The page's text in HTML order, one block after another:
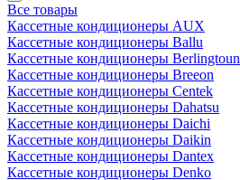
Все товары
Кассетные кондиционеры AUX
Кассетные кондиционеры Ballu
Кассетные кондиционеры Berlingtoun
Кассетные кондиционеры Breeon
Кассетные кондиционеры Centek
Кассетные кондиционеры Dahatsu
Кассетные кондиционеры Daichi
Кассетные кондиционеры Daikin
Кассетные кондиционеры Dantex
Кассетные кондиционеры Denko